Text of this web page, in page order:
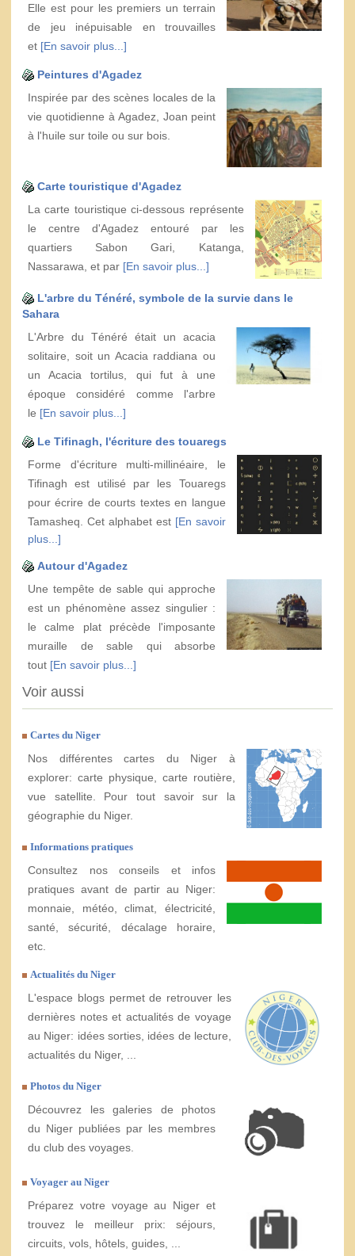
Elle est pour les premiers un terrain
de jeu inépuisable en trouvailles
et [En savoir plus...]
Peintures d'Agadez
Inspirée par des scènes locales de la
vie quotidienne à Agadez, Joan peint
à l'huile sur toile ou sur bois.
Carte touristique d'Agadez
La carte touristique ci-dessous représente
le centre d'Agadez entouré par les
quartiers Sabon Gari, Katanga,
Nassarawa, et par [En savoir plus...]
L'arbre du Ténéré, symbole de la survie dans le
Sahara
L'Arbre du Ténéré était un acacia
solitaire, soit un Acacia raddiana ou
un Acacia tortilus, qui fut à une
époque considéré comme l'arbre
le [En savoir plus...]
Le Tifinagh, l'écriture des touaregs
Forme d'écriture multi-millinéaire, le
Tifinagh est utilisé par les Touaregs
pour écrire de courts textes en langue
Tamasheq. Cet alphabet est [En savoir
plus...]
Autour d'Agadez
Une tempête de sable qui approche
est un phénomène assez singulier :
le calme plat précède l'imposante
muraille de sable qui absorbe
tout [En savoir plus...]
Voir aussi
Cartes du Niger
Nos différentes cartes du Niger à
explorer: carte physique, carte routière,
vue satellite. Pour tout savoir sur la
géographie du Niger.
Informations pratiques
Consultez nos conseils et infos
pratiques avant de partir au Niger:
monnaie, météo, climat, électricité,
santé, sécurité, décalage horaire,
etc.
Actualités du Niger
L'espace blogs permet de retrouver les
dernières notes et actualités de voyage
au Niger: idées sorties, idées de lecture,
actualités du Niger, ...
Photos du Niger
Découvrez les galeries de photos
du Niger publiées par les membres
du club des voyages.
Voyager au Niger
Préparez votre voyage au Niger et
trouvez le meilleur prix: séjours,
circuits, vols, hôtels, guides, ...